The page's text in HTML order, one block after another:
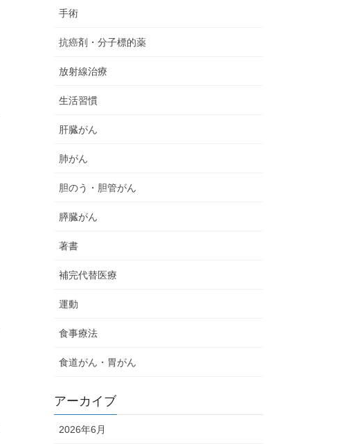
手術
抗癌剤・分子標的薬
放射線治療
生活習慣
肝臓がん
肺がん
胆のう・胆管がん
膵臓がん
著書
補完代替医療
運動
食事療法
食道がん・胃がん
アーカイブ
2026年6月